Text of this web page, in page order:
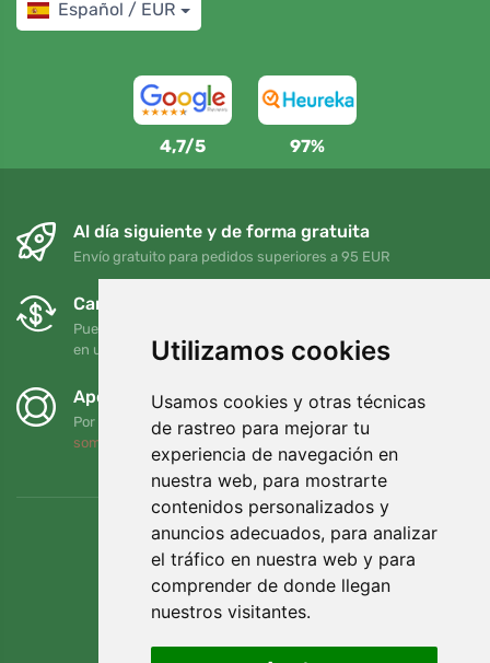
Utilizamos cookies
Usamos cookies y otras técnicas
de rastreo para mejorar tu
experiencia de navegación en
nuestra web, para mostrarte
contenidos personalizados y
anuncios adecuados, para analizar
el tráfico en nuestra web y para
comprender de donde llegan
nuestros visitantes.
Español / EUR
4,7/5 97%
Al día siguiente y de forma gratuita
Envío gratuito para pedidos superiores a 95 EUR
Cambios y devoluciones gratuitos
Puede devolver o cambiar su pedido en cualquier momento
en un plazo de 90 días
Apoyamos a Trees.org
Por cada pedido plantamos un árbol. Leer más
somos